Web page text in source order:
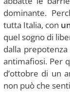
dominante.
tutta Italia, con
quel sogno di
dalla
antimafiosi. Per
d’ottobre di un
non può che